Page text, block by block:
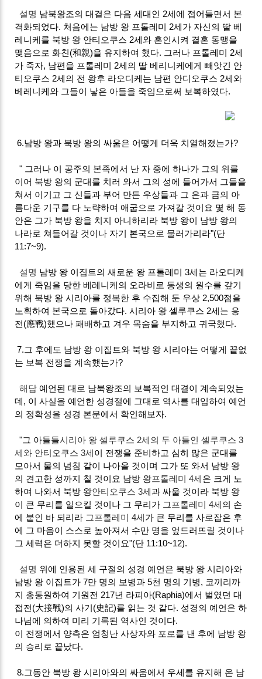
설명 남북왕조의 대결은 다음 세대인 2세에 접어들면서 본
격화되었다. 처음에는 남방 왕 프톨레미 2세가 자신의 딸 베
레니케를 북방 왕 안티오쿠스 2세와 혼인시켜 결혼 동맹을
맺음으로 화친(和親)을 유지하여 했다. 그러나 프톨레미 2세
가 죽자, 남편을 프톨레미 2세의 딸 베리니케에게 빼앗긴 안
티오쿠스 2세의 전 왕후 라오디케는 남편 안디오쿠스 2세와
베레니케와 그들이 낳은 아들을 죽임으로써 보복하였다.
6.남방 왕과 북방 왕의 싸움은 어떻게 더욱 치열해졌는가?
" 그러나 이 공주의 본족에서 난 자 중에 하나가 그의 위를
이어 북방 왕의 군대를 치러 와서 그의 성에 들어가서 그들을
쳐서 이기고 그 신들과 부어 만든 우상들과 그 은과 금의 아
름다운 기구를 다 노략하여 애굽으로 가져갈 것이요 몇 해 동
안은 그가 북방 왕을 치지 아니하리라 북방 왕이 남방 왕의
나라로 쳐들어갈 것이나 자기 본국으로 물러가리라"(단
11:7~9).
설명 남방 왕 이집트의 새로운 왕 프톨레미 3세는 라오디케
에게 죽임을 당한 베레니케의 오라비로 동생의 원수를 갚기
위해 북방 왕 시리아를 정복한 후 수집해 둔 우상 2,500점을
노획하여 본국으로 돌아갔다. 시리아 왕 셀루쿠스 2세는 응
전(應戰)했으나 패배하고 겨우 목숨을 부지하고 귀국했다.
7.그 후에도 남방 왕 이집트와 북방 왕 시리아는 어떻게 끝없
는 보복 전쟁을 계속했는가?
해답 예언된 대로 남북왕조의 보복적인 대결이 계속되었는
데, 이 사실을 예언한 성경절에 그대로 역사를 대입하여 예언
의 정확성을 성경 본문에서 확인해보자.
"그 아들들시리아 왕 셀루쿠스 2세의 두 아들인 셀루쿠스 3
세와 안티오쿠스 3세이 전쟁을 준비하고 심히 많은 군대를
모아서 물의 넘침 같이 나아올 것이며 그가 또 와서 남방 왕
의 견고한 성까지 칠 것이요 남방 왕프톨레미 4세은 크게 노
하여 나와서 북방 왕안티오쿠스 3세과 싸울 것이라 북방 왕
이 큰 무리를 일으킬 것이나 그 무리가 그 프톨레미 4세의 손
에 붙인 바 되리라 그 프톨레미 4세가 큰 무리를 사로잡은 후
에 그 마음이 스스로 높아져서 수만 명을 엎드러뜨릴 것이나
그 세력은 더하지 못할 것이요"(단 11:10~12).
설명 위에 인용된 세 구절의 성경 예언은 북방 왕 시리아와
남방 왕 이집트가 7만 명의 보병과 5천 명의 기병, 코끼리까
지 총동원하여 기원전 217년 라피아(Raphia)에서 벌였던 대
접전(大接戰)의 사기(史記)를 읽는 것 같다. 성경의 예언은 하
나님에 의하여 미리 기록된 역사인 것이다.
이 전쟁에서 양측은 엄청난 사상자와 포로를 낸 후에 남방 왕
의 승리로 끝났다.
8.그동안 북방 왕 시리아와의 싸움에서 우세를 유지해 온 남